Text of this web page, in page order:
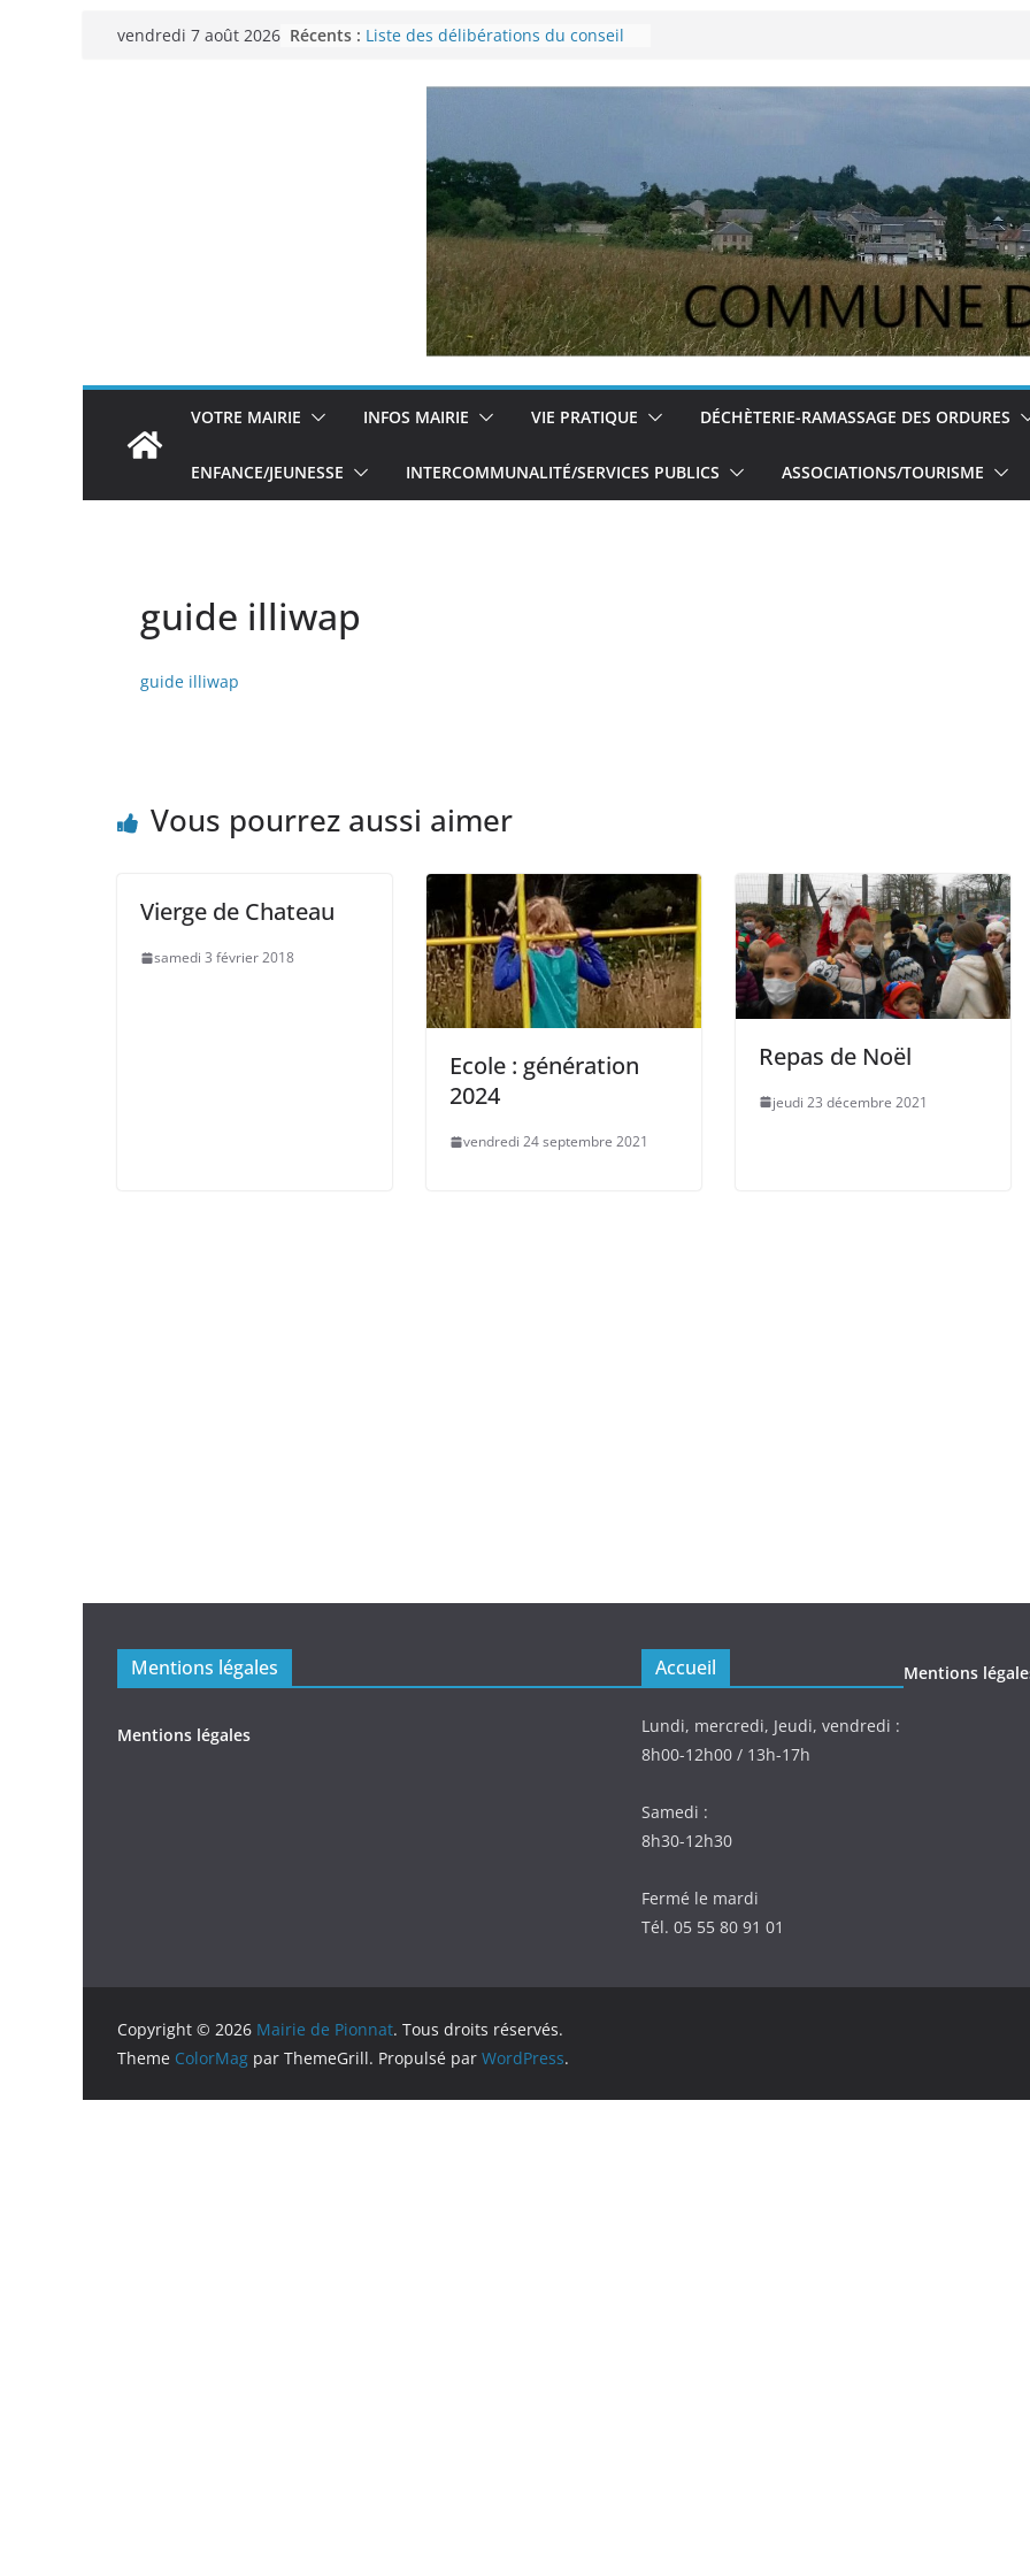
Passervendredi 7 août 2026 Récents : Liste des délibérations du conseil
municipal en date du 5/12/2024
VOTRE MAIRIE INFOS MAIRIE VIE PRATIQUE DÉCHÈTERIE-RAMASSAGE DES ORDURES
ENFANCE/JEUNESSE INTERCOMMUNALITÉ/SERVICES PUBLICS ASSOCIATIONS/TOURISME
guide illiwap
guide illiwap
Vous pourrez aussi aimer
Vierge de Chateau
samedi 3 février 2018
Ecole : génération
2024
vendredi 24 septembre 2021
Repas de Noël
jeudi 23 décembre 2021
Mentions légales
Mentions légales
Accueil
Lundi, mercredi, Jeudi, vendredi :
8h00-12h00 / 13h-17h
Samedi :
8h30-12h30
Fermé le mardi
Tél. 05 55 80 91 01
Mentions
Copyright © 2026 Mairie de Pionnat. Tous droits réservés.
Theme ColorMag par ThemeGrill. Propulsé par WordPress.